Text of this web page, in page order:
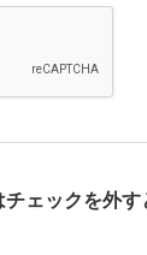
ェックを外